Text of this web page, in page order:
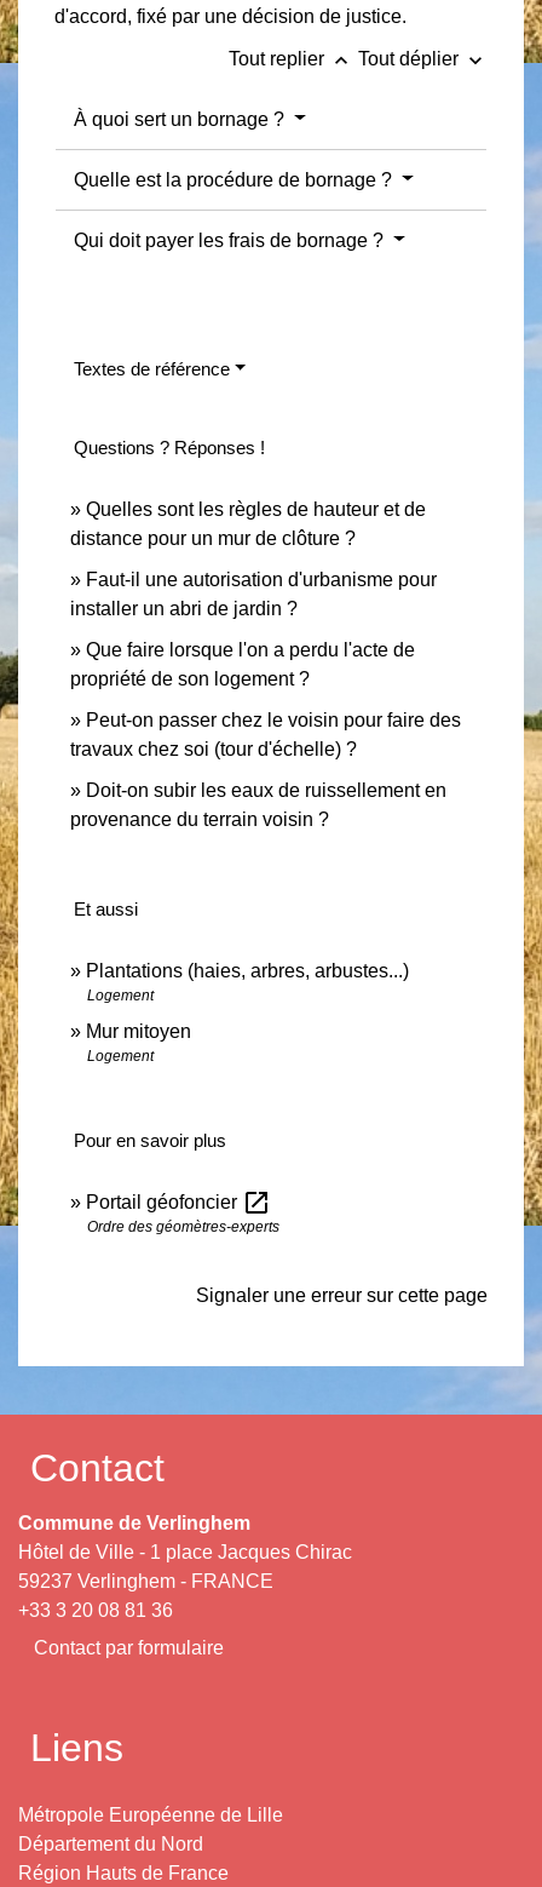
d'accord, fixé par une décision de justice.
Tout replier keyboard_arrow_up Tout déplier keyboard_arrow_down
À quoi sert un bornage ?
Quelle est la procédure de bornage ?
Qui doit payer les frais de bornage ?
Textes de référence
Questions ? Réponses !
Quelles sont les règles de hauteur et de
distance pour un mur de clôture ?
Faut-il une autorisation d'urbanisme pour
installer un abri de jardin ?
Que faire lorsque l'on a perdu l'acte de
propriété de son logement ?
Peut-on passer chez le voisin pour faire des
travaux chez soi (tour d'échelle) ?
Doit-on subir les eaux de ruissellement en
provenance du terrain voisin ?
Et aussi
Plantations (haies, arbres, arbustes...)
Logement
Mur mitoyen
Logement
Pour en savoir plus
Portail géofoncier open_in_new
Ordre des géomètres-experts
Signaler une erreur sur cette page
Contact
Commune de Verlinghem
Hôtel de Ville - 1 place Jacques Chirac
59237 Verlinghem - FRANCE
+33 3 20 08 81 36
Contact par formulaire
Liens
Métropole Européenne de Lille
Département du Nord
Région Hauts de France